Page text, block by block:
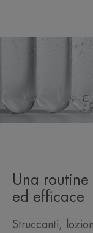
Una routine
ed efficace
Struccanti,